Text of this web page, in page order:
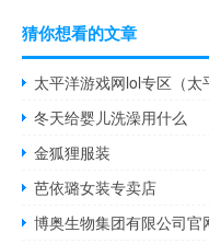
猜你想看的文章
太平洋游戏网lol专区（太
冬天给婴儿洗澡用什么
金狐狸服装
芭依璐女装专卖店
博奥生物集团有限公司官